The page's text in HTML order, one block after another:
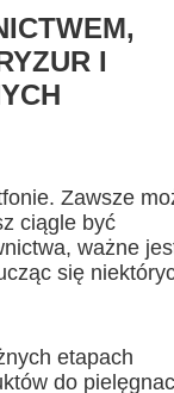
I
Zawsze
ciągle być
ważne
się
etapach
do